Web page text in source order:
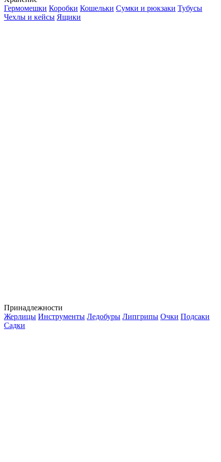
Гермомешки Коробки Кошельки Сумки и рюкзаки Тубусы
Чехлы и кейсы Ящики
Принадлежности
Жерлицы Инструменты Ледобуры Липгрипы Очки Подсаки
Садки